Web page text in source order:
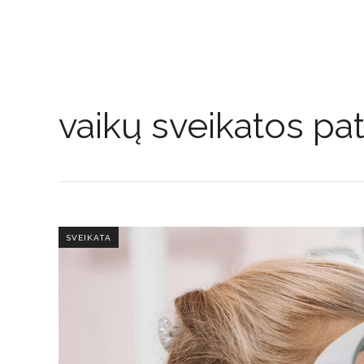
vaikų sveikatos
SVEIKATA